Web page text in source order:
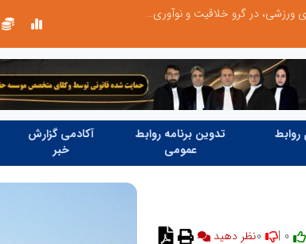
توسعه ورزش‌های رزمی و ترویج هرچه بهتر رشته‌های ورزشی، در گرو خلاقیت و نوآوری است
تدوین برنامه روابط
عمومی
آکادمی گزارش
خبر